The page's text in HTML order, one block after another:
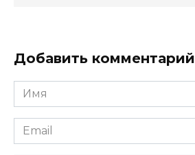
Добавить комментарий
Имя
*
Email
*